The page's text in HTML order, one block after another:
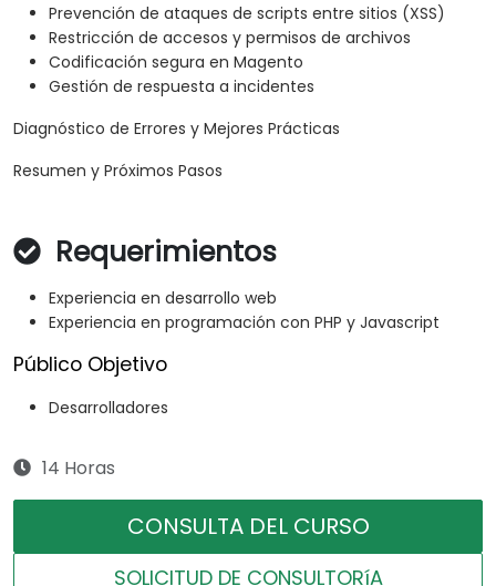
Prevención de ataques de scripts entre sitios (XSS)
Restricción de accesos y permisos de archivos
Codificación segura en Magento
Gestión de respuesta a incidentes
Diagnóstico de Errores y Mejores Prácticas
Resumen y Próximos Pasos
Requerimientos
Experiencia en desarrollo web
Experiencia en programación con PHP y Javascript
Público Objetivo
Desarrolladores
14 Horas
CONSULTA DEL CURSO
SOLICITUD DE CONSULTORíA